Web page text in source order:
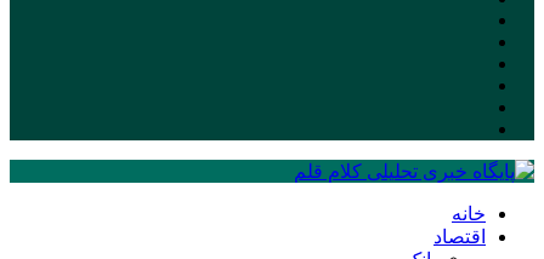
خانه
اقتصاد